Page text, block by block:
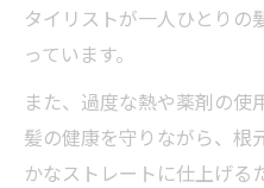
タイリストが一人ひとりの
っています。
また、過度な熱や薬剤の使
髪の健康を守りながら、根
かなストレートに仕上げる